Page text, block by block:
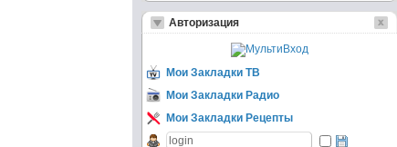
Авторизация
Мои Закладки ТВ
Мои Закладки Радио
Мои Закладки Рецепты